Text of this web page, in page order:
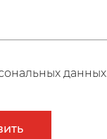
данных.